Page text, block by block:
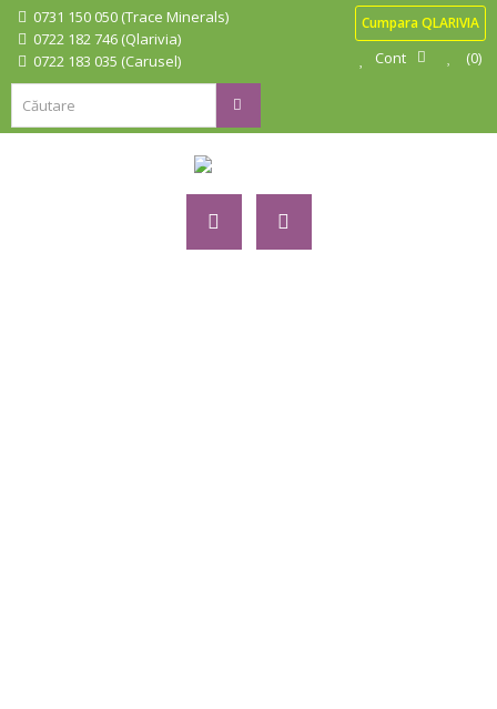
0731 150 050 (Trace Minerals)
0722 182 746 (Qlarivia)
0722 183 035 (Carusel)
Cumpara QLARIVIA
Cont 0